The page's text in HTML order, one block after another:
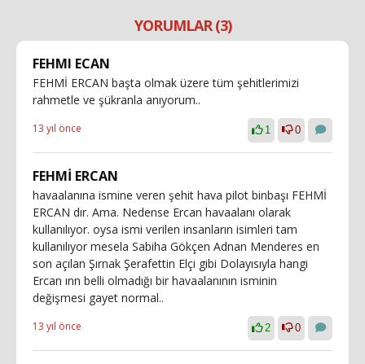
YORUMLAR (3)
FEHMI ECAN
FEHMİ ERCAN başta olmak üzere tüm şehitlerimizi
rahmetle ve şükranla anıyorum..
13 yıl önce 1 0
FEHMİ ERCAN
havaalanına ismine veren şehit hava pilot binbaşı FEHMİ
ERCAN dır. Ama. Nedense Ercan havaalanı olarak
kullanılıyor. oysa ismi verilen insanların isimleri tam
kullanılıyor mesela Sabiha Gökçen Adnan Menderes en
son açılan Şırnak Şerafettin Elçi gibi Dolayısıyla hangi
Ercan ınn belli olmadığı bir havaalanının isminin
değişmesi gayet normal..
13 yıl önce 2 0